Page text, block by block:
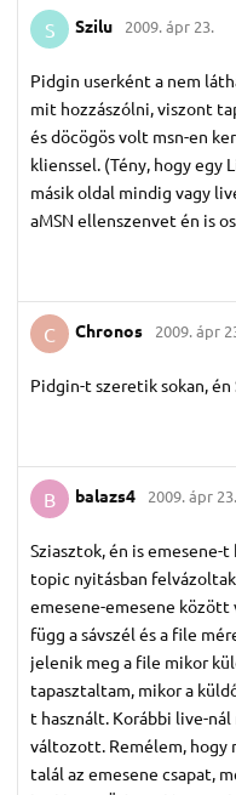
S Szilu 2009. ápr 23.
Pidgin userként a nem
mit hozzászólni, viszont
és döcögös volt msn-en
klienssel. (Tény, hogy egy
másik oldal mindig vagy
aMSN ellenszenvet én is
C Chronos 2009. ápr
Pidgin-t szeretik sokan, én
B balazs4 2009. ápr 23.
Sziasztok, én is emesene-
topic nyitásban
emesene-emesene
függ a sávszél és a file
jelenik meg a file mikor
tapasztaltam, mikor a
t használt. Korábbi live-
változott. Remélem, hogy
talál az emesene csapat,